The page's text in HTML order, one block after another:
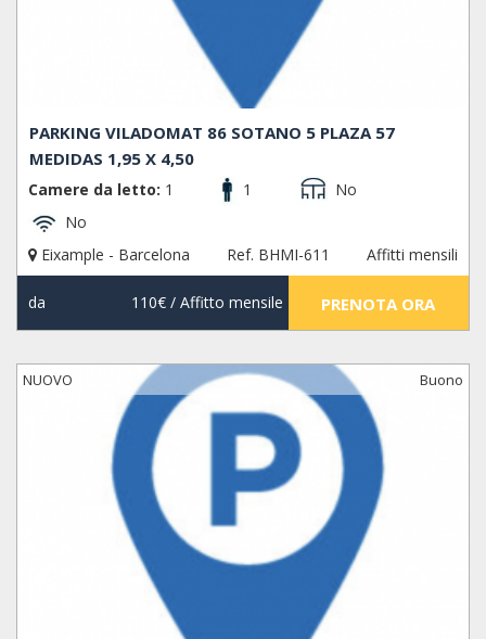
PARKING VILADOMAT 86 SOTANO 5 PLAZA 57
MEDIDAS 1,95 X 4,50
Camere da letto: 1 1
No
No
Eixample - Barcelona
Ref. BHMI-611 Affitti mensili
da 110€/ Affitto mensile PRENOTA ORA
NUOVO Buono